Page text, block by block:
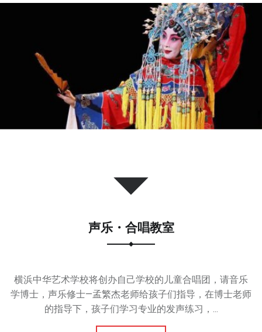
声乐・合唱教室
横浜中华艺术学校将创办自己学校的儿童合唱团，请音乐
学博士，声乐修士—孟繁杰老师给孩子们指导，在博士老师
的指导下，孩子们学习专业的发声练习，...